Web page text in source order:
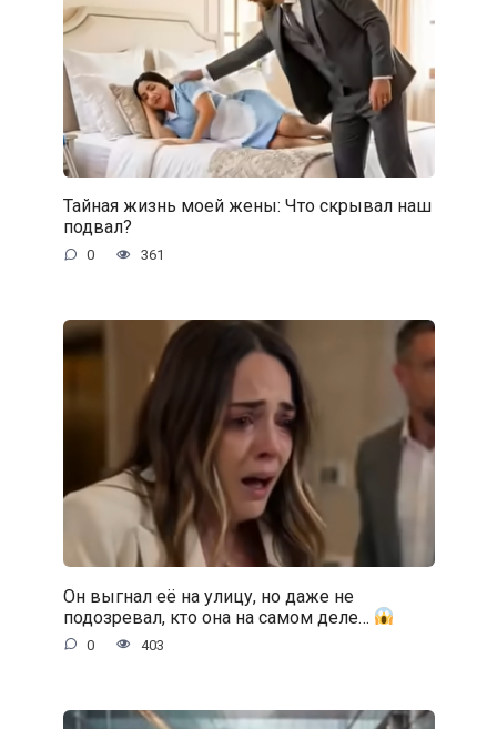
Тайная жизнь моей жены: Что скрывал наш
подвал?
0 361
Он выгнал её на улицу, но даже не
подозревал, кто она на самом деле…
0 403